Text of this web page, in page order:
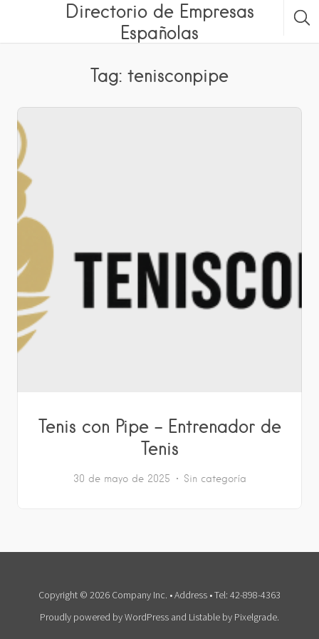
Directorio de Empresas
Españolas
Tag: tenisconpipe
Tenis con Pipe – Entrenador de
Tenis
30 de mayo de 2025 Sin categoría
Copyright © 2026 Company Inc. • Address • Tel: 42-898-4363
Proudly powered by WordPress and Listable by Pixelgrade.